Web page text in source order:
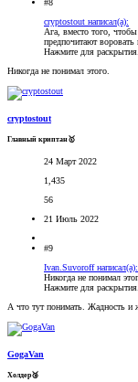
#8
cryptostout написал(а):
Ага, вместо того,
предпочитают
Нажмите для
Никогда не понимал этого.
cryptostout
Главный криптан🥇
24 Март 2022
1,435
56
21 Июль 2022
#9
Ivan.Suvoroff написал(а):
Никогда не понимал
Нажмите для
А что тут понимать. Жадность и
GogaVan
Холдер🥉